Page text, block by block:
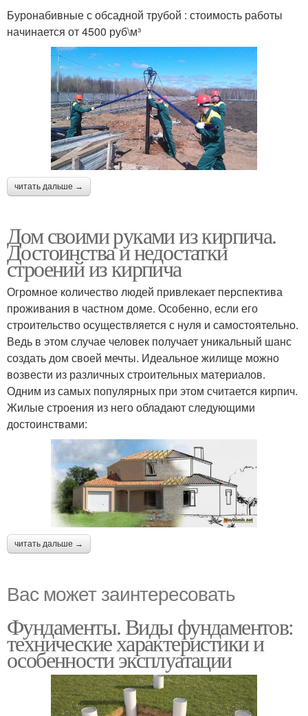
Буронабивные с обсадной трубой : стоимость работы
начинается от 4500 руб\м³
читать дальше →
Дом своими руками из кирпича.
Достоинства и недостатки
строений из кирпича
Огромное количество людей привлекает перспектива
проживания в частном доме. Особенно, если его
строительство осуществляется с нуля и самостоятельно.
Ведь в этом случае человек получает уникальный шанс
создать дом своей мечты. Идеальное жилище можно
возвести из различных строительных материалов.
Одним из самых популярных при этом считается кирпич.
Жилые строения из него обладают следующими
достоинствами:
читать дальше →
Вас может заинтересовать
Фундаменты. Виды фундаментов:
технические характеристики и
особенности эксплуатации